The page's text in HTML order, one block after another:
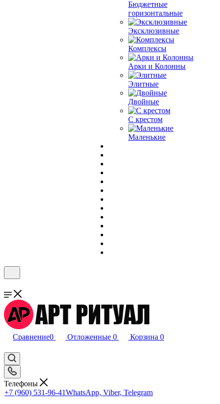
Бюджетные
горизонтальные
Эксклюзивные
Комплексы
Арки и Колонны
Элитные
Двойные
С крестом
Маленькие
Сравнение0 Отложенные 0 Корзина 0
Телефоны
+7 (960) 531-96-41WhatsApp, Viber, Telegram